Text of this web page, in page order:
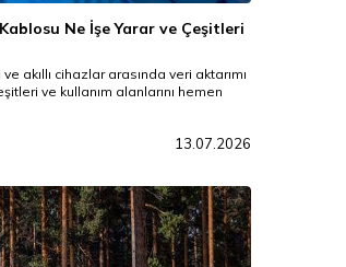
Ne İşe Yarar ve Çeşitleri
akıllı cihazlar arasında veri aktarımı
ve kullanım alanlarını hemen
13.07.2026